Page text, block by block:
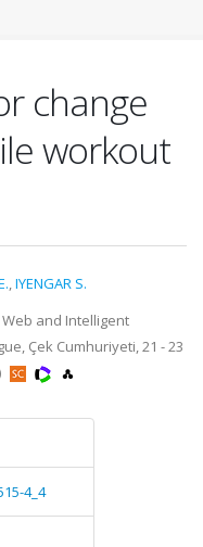
change
workout
,IYENGAR S.
and Intelligent
Çek Cumhuriyeti, 21 - 23
4_4